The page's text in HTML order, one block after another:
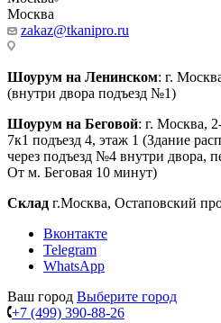
Москва
zakaz@tkanipro.ru
Шоурум на Ленинском: г.
(внутри двора подъезд №1)
Шоурум на Беговой: г. Москва,
7к1 подъезд 4, этаж 1 (Здание
через подъезд №4 внутри двора,
От м. Беговая 10 минут)
Склад г.Москва, Остаповский
Вконтакте
Telegram
WhatsApp
Ваш город Выберите город
+7 (499) 390-88-26